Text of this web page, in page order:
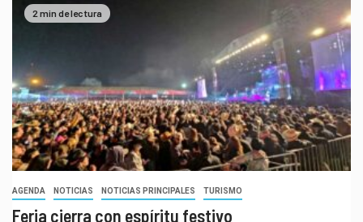
2 min de lectura
AGENDA NOTICIAS NOTICIAS PRINCIPALES TURISMO
Feria cierra con espíritu festivo